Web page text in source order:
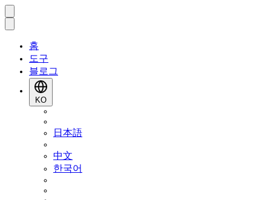
홈
도구
블로그
KO
日本語
中文
한국어